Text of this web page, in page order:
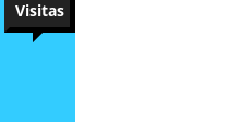
Visitas